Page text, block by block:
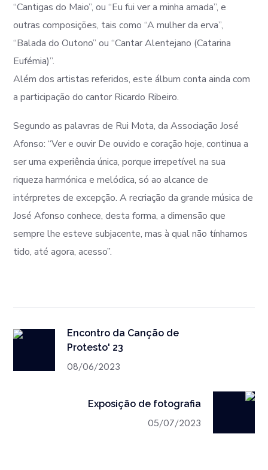
“Cantigas do Maio”, ou “Eu fui ver a minha amada”, e
outras composições, tais como “A mulher da erva”,
“Balada do Outono” ou “Cantar Alentejano (Catarina
Eufémia)”.
Além dos artistas referidos, este álbum conta ainda com
a participação do cantor Ricardo Ribeiro.
Segundo as palavras de Rui Mota, da Associação José
Afonso: “Ver e ouvir De ouvido e coração hoje, continua a
ser uma experiência única, porque irrepetível na sua
riqueza harmónica e melódica, só ao alcance de
intérpretes de excepção. A recriação da grande música de
José Afonso conhece, desta forma, a dimensão que
sempre lhe esteve subjacente, mas à qual não tínhamos
tido, até agora, acesso”.
Encontro da Canção de
Protesto' 23
08/06/2023
Exposição de fotografia
05/07/2023